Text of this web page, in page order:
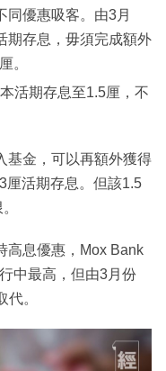
同優惠吸客。由3月
期存息，毋須完成額外
。
活期存息至1.5厘，不
基金，可以再額外獲得
厘活期存息。但該1.5
高息優惠，Mox Bank
中最高，但由3月份
。